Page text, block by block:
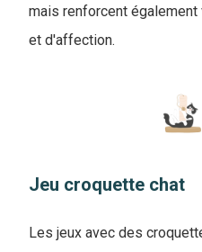
mais renforcent
et d'affection.
Jeu croquette chat
Les jeux avec des